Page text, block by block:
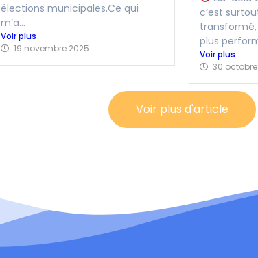
élections municipales.Ce qui
m’a...
Voir plus
19 novembre 2025
c’est
plus
Voir plus
30
Voir plus d'article